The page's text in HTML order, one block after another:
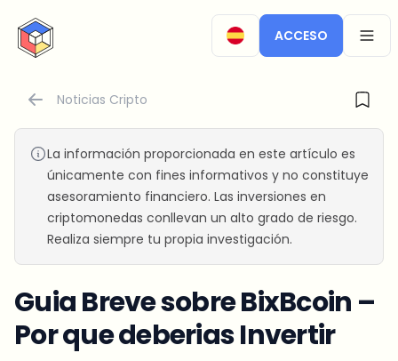
CryptoTicker
ACCESO
Noticias Cripto
La información proporcionada en este artículo es
únicamente con fines informativos y no constituye
asesoramiento financiero. Las inversiones en
criptomonedas conllevan un alto grado de riesgo.
Realiza siempre tu propia investigación.
Guia Breve sobre BixBcoin –
Por que deberias Invertir